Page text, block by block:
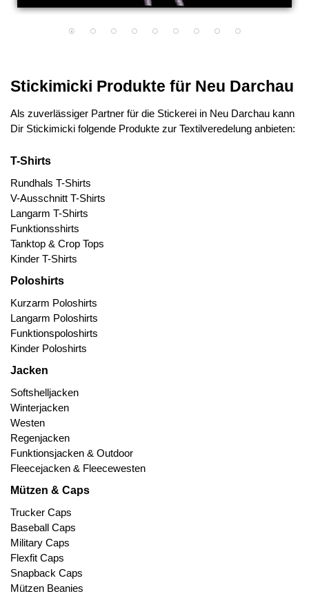
Stickimicki Produkte für Neu Darchau
Als zuverlässiger Partner für die Stickerei in Neu Darchau kann
Dir Stickimicki folgende Produkte zur Textilveredelung anbieten:
T-Shirts
Rundhals T-Shirts
V-Ausschnitt T-Shirts
Langarm T-Shirts
Funktionsshirts
Tanktop & Crop Tops
Kinder T-Shirts
Poloshirts
Kurzarm Poloshirts
Langarm Poloshirts
Funktionspoloshirts
Kinder Poloshirts
Jacken
Softshelljacken
Winterjacken
Westen
Regenjacken
Funktionsjacken & Outdoor
Fleecejacken & Fleecewesten
Mützen & Caps
Trucker Caps
Baseball Caps
Military Caps
Flexfit Caps
Snapback Caps
Mützen Beanies